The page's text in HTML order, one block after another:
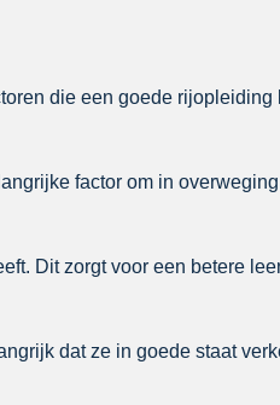
die een goede rijopleiding
factor om in
Dit zorgt voor een betere
dat ze in goede staat